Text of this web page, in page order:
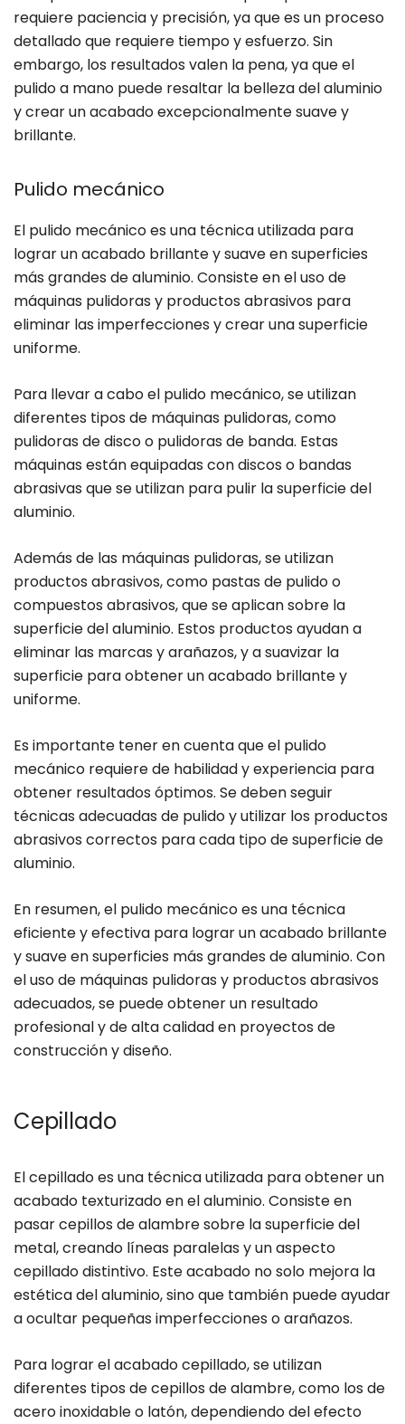
requiere paciencia y precisión, ya que es un proceso
detallado que requiere tiempo y esfuerzo. Sin
embargo, los resultados valen la pena, ya que el
pulido a mano puede resaltar la belleza del aluminio
y crear un acabado excepcionalmente suave y
brillante.
Pulido mecánico
El pulido mecánico es una técnica utilizada para
lograr un acabado brillante y suave en superficies
más grandes de aluminio. Consiste en el uso de
máquinas pulidoras y productos abrasivos para
eliminar las imperfecciones y crear una superficie
uniforme.
Para llevar a cabo el pulido mecánico, se utilizan
diferentes tipos de máquinas pulidoras, como
pulidoras de disco o pulidoras de banda. Estas
máquinas están equipadas con discos o bandas
abrasivas que se utilizan para pulir la superficie del
aluminio.
Además de las máquinas pulidoras, se utilizan
productos abrasivos, como pastas de pulido o
compuestos abrasivos, que se aplican sobre la
superficie del aluminio. Estos productos ayudan a
eliminar las marcas y arañazos, y a suavizar la
superficie para obtener un acabado brillante y
uniforme.
Es importante tener en cuenta que el pulido
mecánico requiere de habilidad y experiencia para
obtener resultados óptimos. Se deben seguir
técnicas adecuadas de pulido y utilizar los productos
abrasivos correctos para cada tipo de superficie de
aluminio.
En resumen, el pulido mecánico es una técnica
eficiente y efectiva para lograr un acabado brillante
y suave en superficies más grandes de aluminio. Con
el uso de máquinas pulidoras y productos abrasivos
adecuados, se puede obtener un resultado
profesional y de alta calidad en proyectos de
construcción y diseño.
Cepillado
El cepillado es una técnica utilizada para obtener un
acabado texturizado en el aluminio. Consiste en
pasar cepillos de alambre sobre la superficie del
metal, creando líneas paralelas y un aspecto
cepillado distintivo. Este acabado no solo mejora la
estética del aluminio, sino que también puede ayudar
a ocultar pequeñas imperfecciones o arañazos.
Para lograr el acabado cepillado, se utilizan
diferentes tipos de cepillos de alambre, como los de
acero inoxidable o latón, dependiendo del efecto